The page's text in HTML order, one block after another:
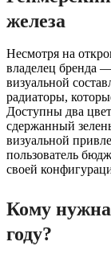
железа
Несмотря на
владелец бренда
визуальной
радиаторы,
Доступны два
сдержанный
визуальной
пользователь
своей
Кому
году?